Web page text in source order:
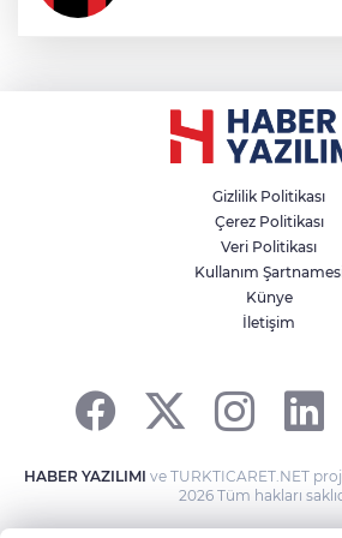
Gizlilik Politikası
Çerez Politikası
Veri Politikası
Kullanım
Künye
İletişim
HABER YAZILIMI ve TURKTICARET.NET
2026 Tüm hakları